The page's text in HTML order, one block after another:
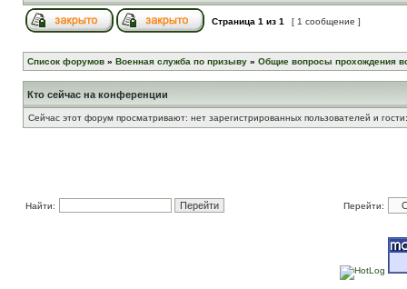
Страница 1 из 1 [ 1 сообщение ]
Список форумов » Военная служба по призыву » Общие вопросы прохождения
Кто сейчас на конференции
Сейчас этот форум просматривают: нет зарегистрированных пользователей и
Найти: Перейти: